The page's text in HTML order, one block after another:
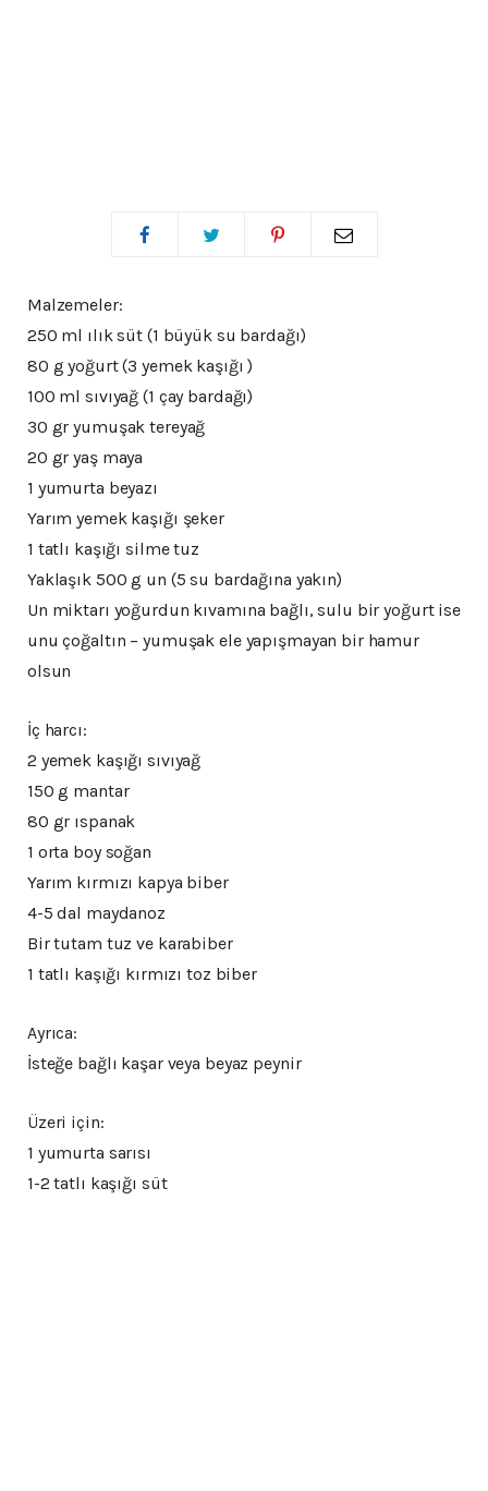
Malzemeler:
250 ml ılık süt (1 büyük su bardağı)
80 g yoğurt (3 yemek kaşığı )
100 ml sıvıyağ (1 çay bardağı)
30 gr yumuşak tereyağ
20 gr yaş maya
1 yumurta beyazı
Yarım yemek kaşığı şeker
1 tatlı kaşığı silme tuz
Yaklaşık 500 g un (5 su bardağına yakın)
Un miktarı yoğurdun kıvamına bağlı, sulu bir yoğurt ise
unu çoğaltın – yumuşak ele yapışmayan bir hamur
olsun
İç harcı:
2 yemek kaşığı sıvıyağ
150 g mantar
80 gr ıspanak
1 orta boy soğan
Yarım kırmızı kapya biber
4-5 dal maydanoz
Bir tutam tuz ve karabiber
1 tatlı kaşığı kırmızı toz biber
Ayrıca:
İsteğe bağlı kaşar veya beyaz peynir
Üzeri için:
1 yumurta sarısı
1-2 tatlı kaşığı süt